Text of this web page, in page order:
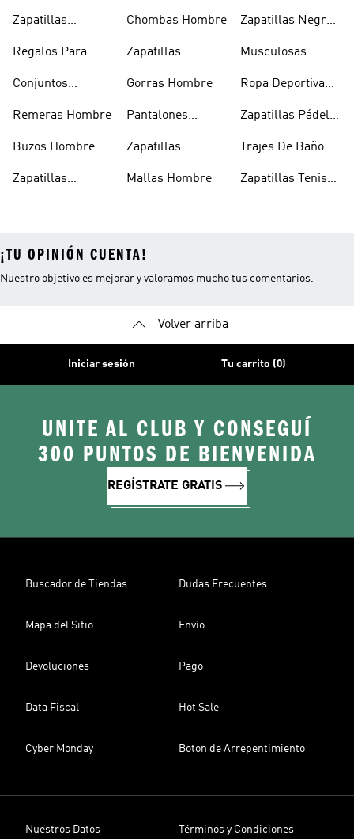
Zapatillas
Regalos Para
Conjuntos
Hombre
Remeras Hombre
Buzos Hombre
Zapatillas
Hombre
Chombas Hombre
Zapatillas
Gorras Hombre
Pantalones
Hombre
Zapatillas
Mallas Hombre
Zapatillas Negras
Musculosas
Ropa Deportiva
Zapatillas Pádel
Trajes De Baño
Zapatillas Tenis
¡TU OPINIÓN CUENTA!
Nuestro objetivo es mejorar y valoramos mucho tus comentarios.
Volver arriba
Iniciar sesión Tu carrito (0)
UNITE AL CLUB Y CONSEGUÍ
300 PUNTOS DE BIENVENIDA
REGÍSTRATE GRATIS
Buscador de Tiendas Dudas Frecuentes
Mapa del Sitio Envío
Devoluciones Pago
Data Fiscal Hot Sale
Cyber Monday Boton de Arrepentimiento
Nuestros Datos Términos y Condiciones